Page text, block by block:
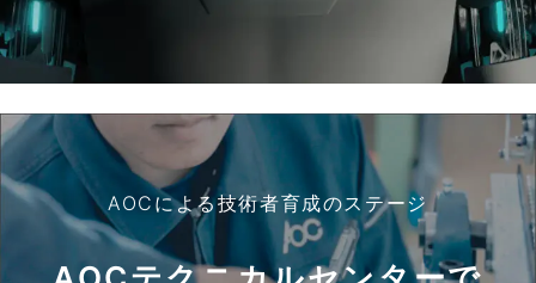
AOCによる技術者育成のステージ